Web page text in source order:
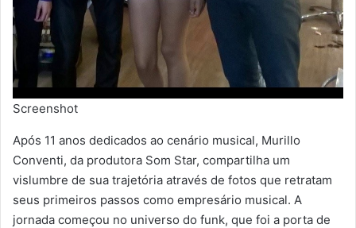
Screenshot
Após 11 anos dedicados ao cenário musical, Murillo
Conventi, da produtora Som Star, compartilha um
vislumbre de sua trajetória através de fotos que retratam
seus primeiros passos como empresário musical. A
jornada começou no universo do funk, que foi a porta de